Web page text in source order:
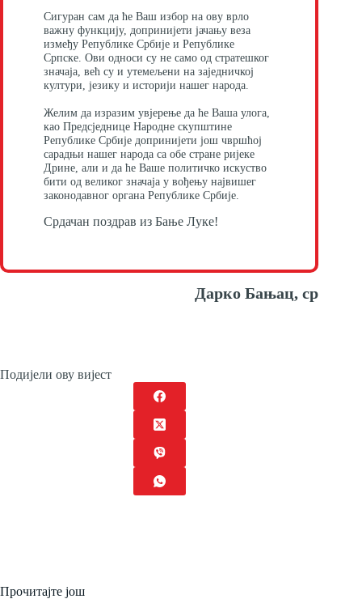
Сигуран сам да ће Ваш избор на ову врло
важну функцију, допринијети јачању веза
између Републике Србије и Републике
Српске. Ови односи су не само од стратешког
значаја, већ су и утемељени на заједничкој
култури, језику и историји нашег народа.
Желим да изразим увјерење да ће Ваша улога,
као Предсједнице Народне скупштине
Републике Србије допринијети још чвршћој
сарадњи нашег народа са обе стране ријеке
Дрине, али и да ће Ваше политичко искуство
бити од великог значаја у вођењу највишег
законодавног органа Републике Србије.
Срдачан поздрав из Бање Луке!
Дарко Бањац, ср
Подијели ову вијест
Прочитајте још